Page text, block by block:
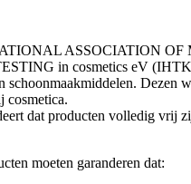
ASSOCIATION OF
in cosmetics eV (IHTK)
schoonmaakmiddelen. Dezen
cosmetica.
dat producten volledig vrij
moeten garanderen dat: